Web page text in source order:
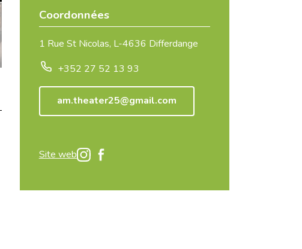
Coordonnées
1 Rue St Nicolas, L-4636 Differdange
+352 27 52 13 93
am.theater25@gmail.com
Site web